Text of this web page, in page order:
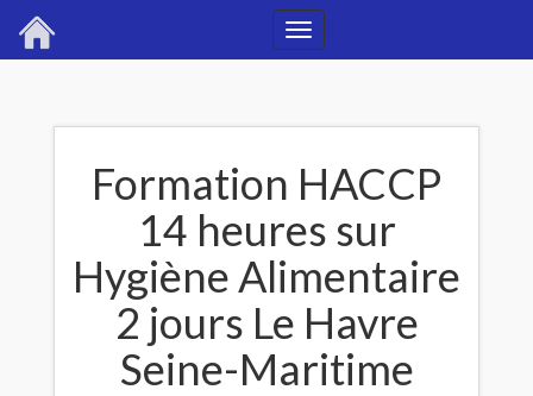
Toggle
Formation HACCP
14 heures sur
Hygiène Alimentaire
2 jours Le Havre
Seine-Maritime